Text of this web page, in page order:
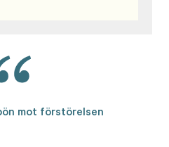
mot förstörelsen